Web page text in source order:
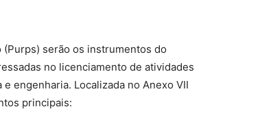
serão os instrumentos do
no licenciamento de atividades
engenharia. Localizada no Anexo VII
principais: